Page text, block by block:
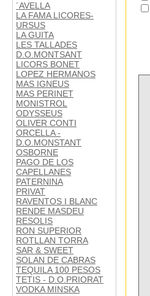
´AVELLA
LA FAMA LICORES-
URSUS
LA GUITA
LES TALLADES
D.O.MONTSANT
LICORS BONET
LOPEZ HERMANOS
MAS IGNEUS
MAS PERINET
MONISTROL
ODYSSEUS
OLIVER CONTI
ORCELLA -
D.O.MONSTANT
OSBORNE
PAGO DE LOS
CAPELLANES
PATERNINA
PRIVAT
RAVENTOS I BLANC
RENDE MASDEU
RESOLIS
RON SUPERIOR
ROTLLAN TORRA
SAR & SWEET
SOLAN DE CABRAS
TEQUILA 100 PESOS
TETIS - D.O.PRIORAT
VODKA MINSKA